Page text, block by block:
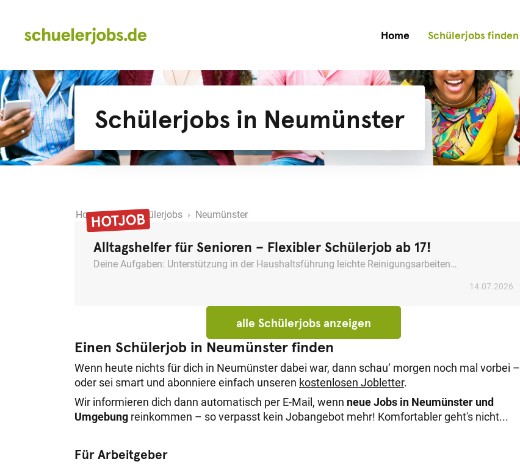
Home Schülerjobs finden
Schülerjobs in Neumünster
Home›alle Schülerjobs › Neumünster
Alltagshelfer für Senioren – Flexibler Schülerjob ab 17!
Deine Aufgaben: Unterstützung in der Haushaltsführung leichte Reinigungsarbeiten
Medikamentenbeschaffung (zur Apotheke) Begleitung und Gesellschaft leisten Was erwarten wir
von dir? Schüler/in, Student/in oder Azubi mind. 17 Jahre alt mind. 2-4 Stunden in der Woche Zeit
freundlich, pünktlich, hilfsbereit und zuverlässig Freude an der Zusammenarbeit mit Menschen
Deine Vorteile: perfekter Arbeitgeber für Schüler, Studierende und Auszubildende flexible
Zeiteinteilung fairer Stundenlohn 13,00€ bis 16,00€ pro Stunde, Trinkgeld gehört zu 100% dir
Arbeite direkt in deiner Nähe! durch deine Hilfe bist du eine große Unterstützung im Alltag der
Kunden und bereitest diesen eine große Freude! Hier bewerben: https://helfer.juhi.de
14.07.2026
alle Schülerjobs anzeigen
Einen Schülerjob in Neumünster finden
Wenn heute nichts für dich in Neumünster dabei war, dann schau‘ morgen noch mal vorbei –
oder sei smart und abonniere einfach unseren kostenlosen Jobletter.
Wir informieren dich dann automatisch per E-Mail, wenn neue Jobs in Neumünster und
Umgebung reinkommen – so verpasst kein Jobangebot mehr! Komfortabler geht's nicht...
Für Arbeitgeber